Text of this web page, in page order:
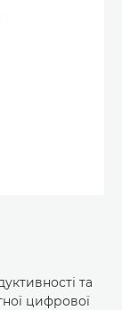
та
цифрової